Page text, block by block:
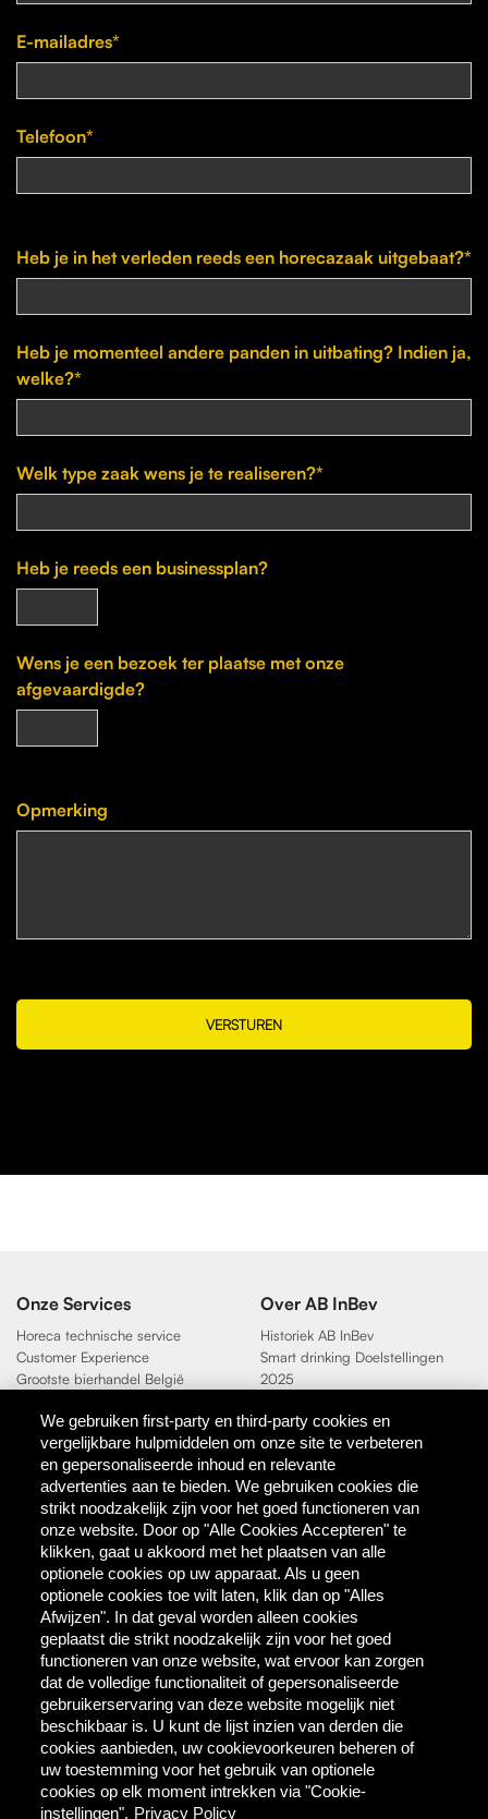
E-mailadres*
Telefoon*
Heb je in het verleden reeds een horecazaak uitgebaat?*
Heb je momenteel andere panden in uitbating? Indien ja,
welke?*
Welk type zaak wens je te realiseren?*
Heb je reeds een businessplan?
Wens je een bezoek ter plaatse met onze
afgevaardigde?
Opmerking
VERSTUREN
Onze Services
Horeca technische service
Customer Experience
Grootste bierhandel België
Over AB InBev
Historiek AB InBev
Smart drinking Doelstellingen
2025
Contact
AB InBev
Direct Contact
Tools & Partners
Downloadcentrum
TaDa - digitale coupons
BEES Delivery - dranken
groothandel
Direct bestellen
MYBEES.BE
We gebruiken first-party en third-party cookies en
vergelijkbare hulpmiddelen om onze site te verbeteren
en gepersonaliseerde inhoud en relevante
advertenties aan te bieden. We gebruiken cookies die
strikt noodzakelijk zijn voor het goed functioneren van
onze website. Door op "Alle Cookies Accepteren" te
klikken, gaat u akkoord met het plaatsen van alle
optionele cookies op uw apparaat. Als u geen
optionele cookies toe wilt laten, klik dan op "Alles
Afwijzen". In dat geval worden alleen cookies
geplaatst die strikt noodzakelijk zijn voor het goed
functioneren van onze website, wat ervoor kan zorgen
dat de volledige functionaliteit of gepersonaliseerde
gebruikerservaring van deze website mogelijk niet
beschikbaar is. U kunt de lijst inzien van derden die
cookies aanbieden, uw cookievoorkeuren beheren of
uw toestemming voor het gebruik van optionele
cookies op elk moment intrekken via "Cookie-
instellingen". Privacy Policy